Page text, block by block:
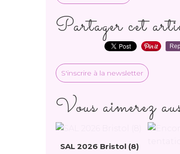
Partager cet
S'inscrire à la newsletter
Vous aimerez
SAL 2026 Bristol (8)